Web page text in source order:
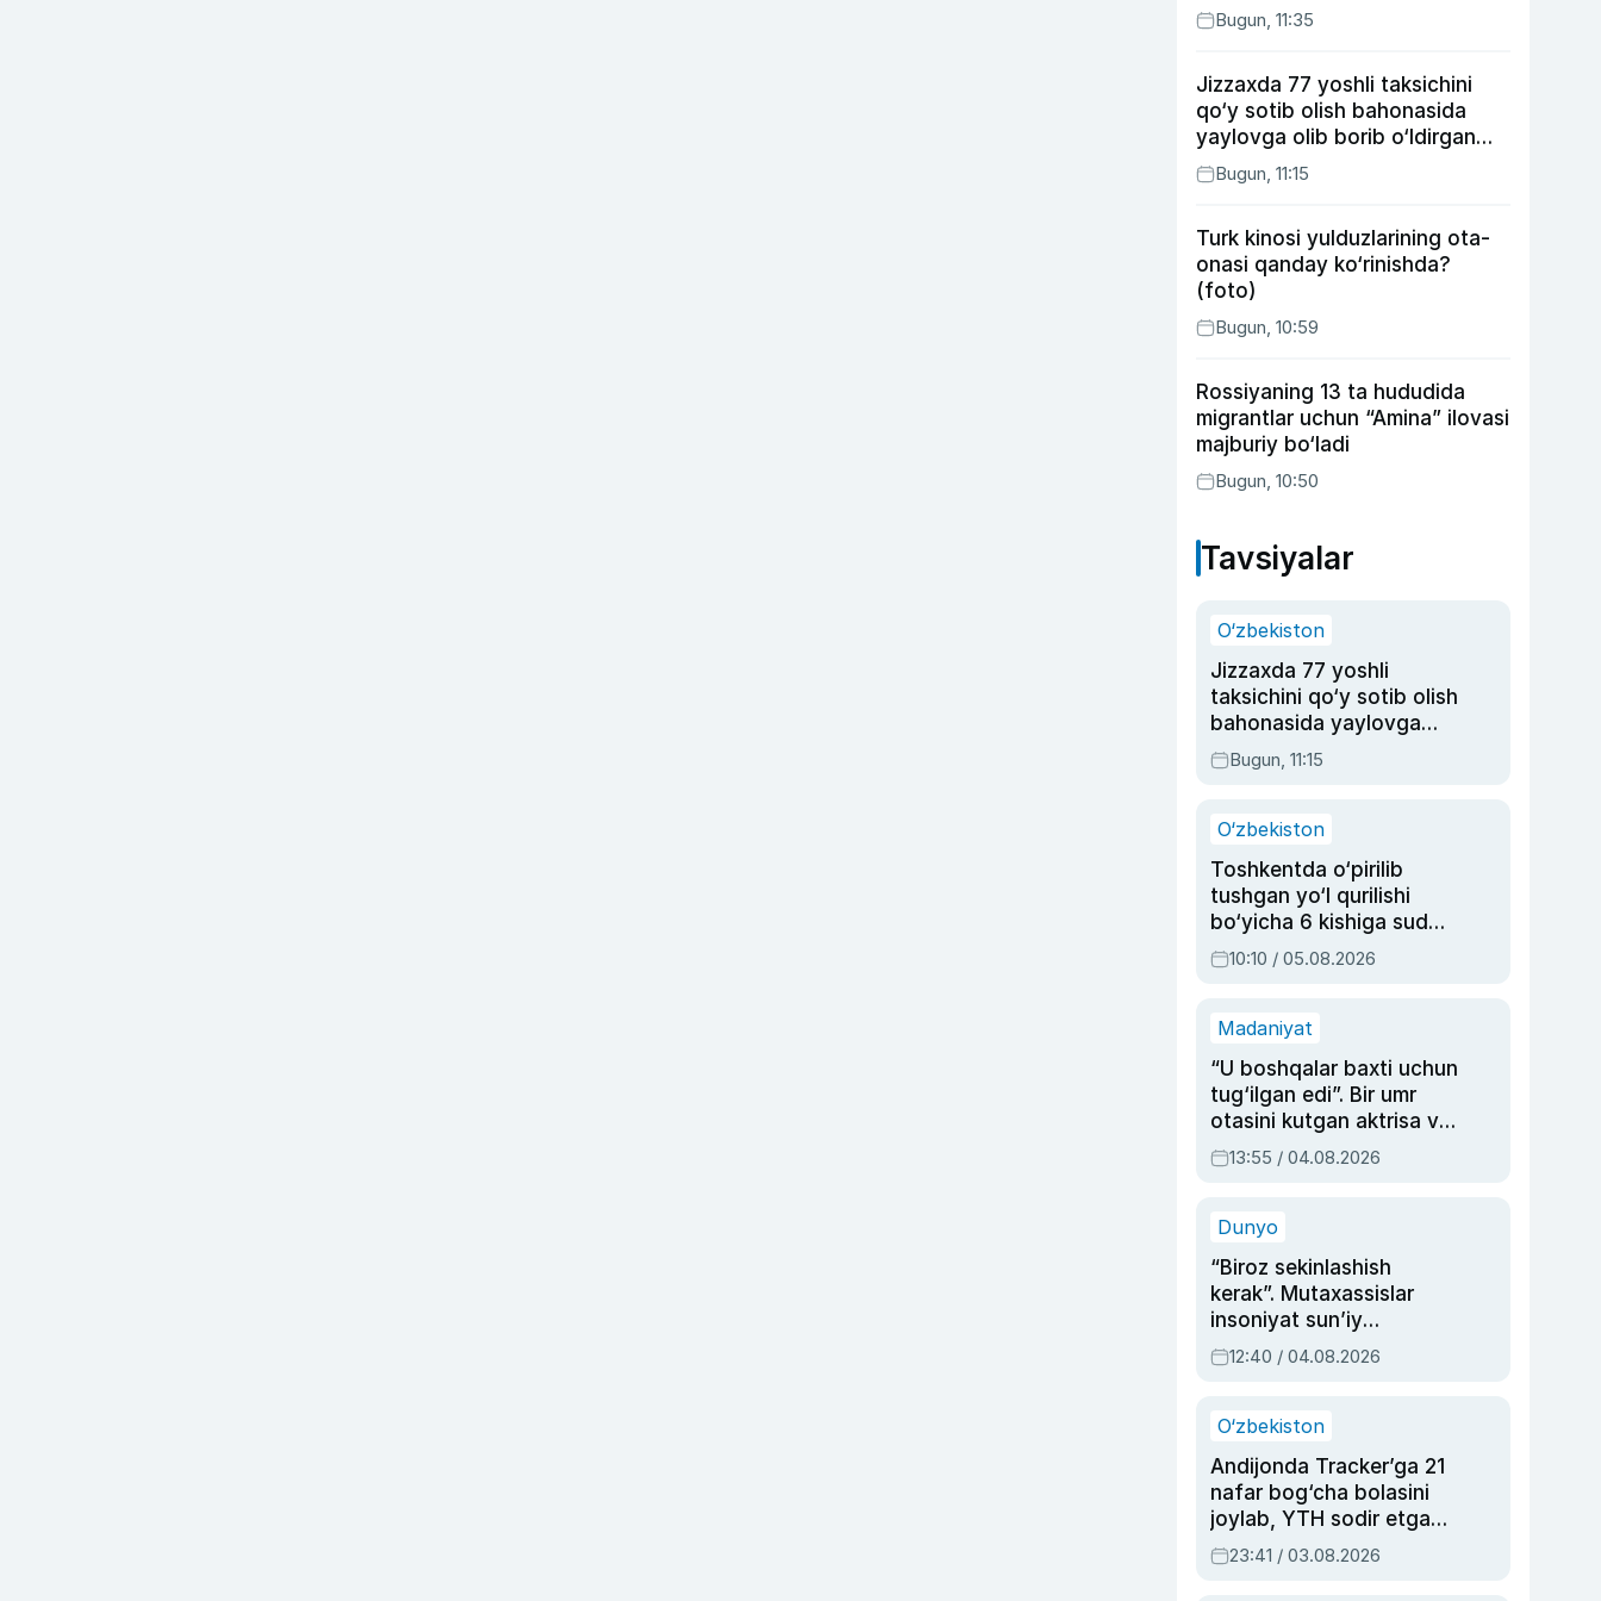
Bugun, 11:35
Jizzaxda 77 yoshli taksichini
qo‘y sotib olish bahonasida
yaylovga olib borib o‘ldirgan
yigit 20 yilga qamaldi
Bugun, 11:15
Turk kinosi yulduzlarining ota-
onasi qanday ko‘rinishda?
(foto)
Bugun, 10:59
Rossiyaning 13 ta hududida
migrantlar uchun “Amina” ilovasi
majburiy bo‘ladi
Bugun, 10:50
Tavsiyalar
O‘zbekiston
Jizzaxda 77 yoshli
taksichini qo‘y sotib olish
bahonasida yaylovga
olib borib o‘ldirgan yigit
20 yilga qamaldi
Bugun, 11:15
O‘zbekiston
Toshkentda o‘pirilib
tushgan yo‘l qurilishi
bo‘yicha 6 kishiga sud
hukmi o‘qildi
10:10 / 05.08.2026
Madaniyat
“U boshqalar baxti uchun
tug‘ilgan edi”. Bir umr
otasini kutgan aktrisa va
dublyaj ustasi Rimma
Ahmedovaning
13:55 / 04.08.2026
Dunyo
“Biroz sekinlashish
kerak”. Mutaxassislar
insoniyat sun’iy
intellektni boshqara
olmay qolishidan xavotir
12:40 / 04.08.2026
O‘zbekiston
Andijonda Tracker’ga 21
nafar bog‘cha bolasini
joylab, YTH sodir etgan
ayolga sud hukmi o‘qildi
23:41 / 03.08.2026